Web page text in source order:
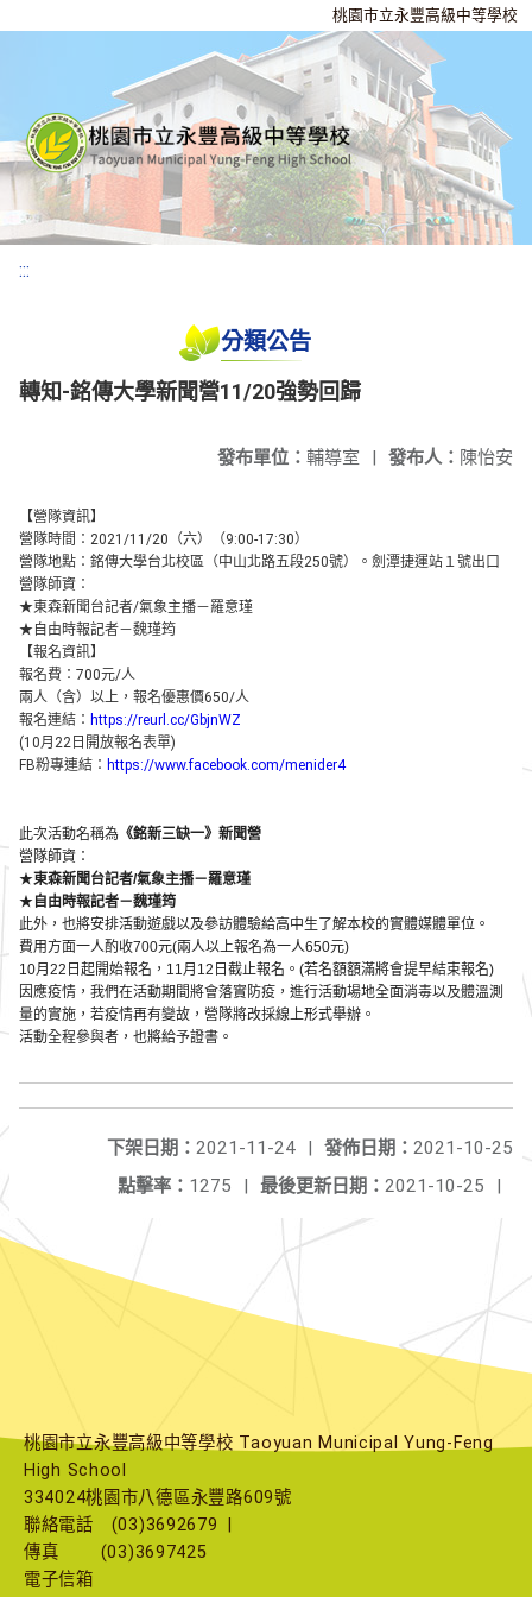
桃園市立永豐高級中等學校
:::
分類公告
轉知-銘傳⼤學新聞營11/20強勢回歸
發布人： 陳怡安
發布單位： 輔導室 |
【營隊資訊】
營隊時間：2021/11/20（六）（9:00-17:30）
營隊地點：銘傳⼤學台北校區（中⼭北路五段250號）。 劍潭捷運站１號出⼝
營隊師資：
★東森新聞台記者/氣象主播－羅意瑾
★⾃由時報記者－魏瑾筠
【報名資訊】
報名費：700元/⼈
兩⼈（含）以上，報名優惠價650/⼈
報名連結： https://reurl.cc/GbjnWZ
(10⽉22⽇開放報名表單)
FB粉專連結： https://www.facebook.com/menider4
此次活動名稱為 《銘新三缺⼀》新聞營
營隊師資：
★東森新聞台記者/氣象主播－羅意瑾
★ ⾃由時報記者－魏瑾筠
此外，也將安排活動遊戲以及參訪體驗給⾼中⽣ 了解本校的實體媒體單位。
費⽤⽅⾯⼀⼈酌收700元(兩⼈以上報名為⼀⼈650元)
10⽉22⽇起開始報名，11⽉12⽇截⽌報名。(若名額額滿將會提早結束報名)
因應疫情，我們在活動期間將會落實防疫，進⾏活動場地全⾯消毒以及體溫測
量的實施，若疫情再有變故， 營隊將改採線上形式舉辦。
活動全程參與者，也將給予證書。
發佈日期： 2021-10-25
下架日期： 2021-11-24
|
最後更新日期： 2021-10-25 |
點擊率： 1275 |
桃園市立永豐高級中等學校 Taoyuan Municipal Yung-Feng
High School
334024桃園市八德區永豐路609號
聯絡電話
(03)3692679
傳真
(03)3697425
電子信箱